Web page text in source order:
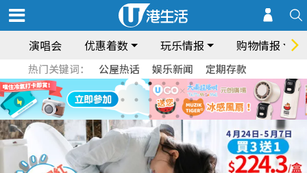
演唱会 优惠着数 玩乐情报 购物情报
热门关键词： 公屋热话 娱乐新闻 定期存款